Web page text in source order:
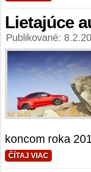
Lietajúce
Publikované:
koncom roka
ČÍTAJ VIAC